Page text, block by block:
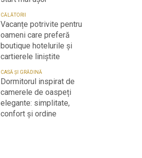
CĂLĂTORII
Vacanțe potrivite pentru
oameni care preferă
boutique hotelurile și
cartierele liniștite
CASĂ ȘI GRĂDINĂ
Dormitorul inspirat de
camerele de oaspeți
elegante: simplitate,
confort și ordine